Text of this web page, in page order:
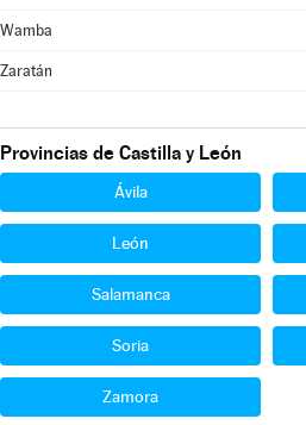
Wamba
Zaratán
Provincias de Castilla y León
Ávila
León
Salamanca
Soria
Zamora